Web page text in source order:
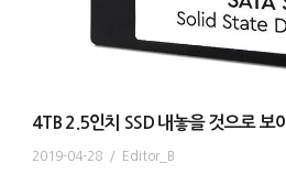
4TB 2.5인치 SSD 내놓을 것으로 보
2019-04-28 / Editor_B